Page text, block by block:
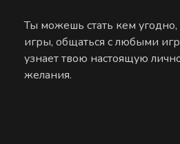
Ты можешь стать кем
игры, общаться с любыми
узнает твою настоящую
желания.